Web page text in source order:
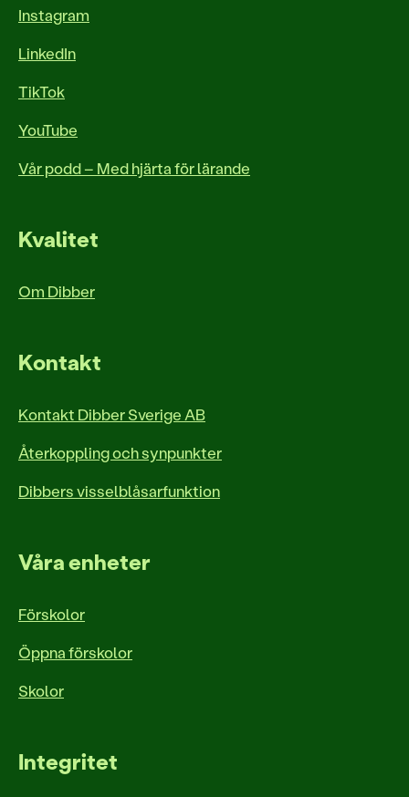
Instagram
LinkedIn
TikTok
YouTube
Vår podd – Med hjärta för lärande
Kvalitet
Om Dibber
Kontakt
Kontakt Dibber Sverige AB
Återkoppling och synpunkter
Dibbers visselblåsarfunktion
Våra enheter
Förskolor
Öppna förskolor
Skolor
Integritet